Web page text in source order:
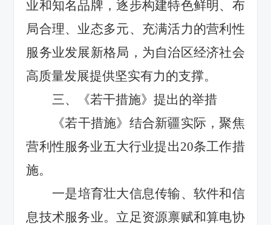
业和知名品牌，逐步构建特色鲜明、布
局合理、业态多元、充满活力的营利性
服务业发展新格局，为 自治区经济社会
高质量发展提供坚实有力的支撑。
三、《若干措施》提出的举措
《若干措施》 结合新疆实际， 聚焦
营利性服务业五大行业提出20条工作措
施。
一是培育壮大信息传输、软件和信
息技术服务业。 立足资源禀赋和算电协